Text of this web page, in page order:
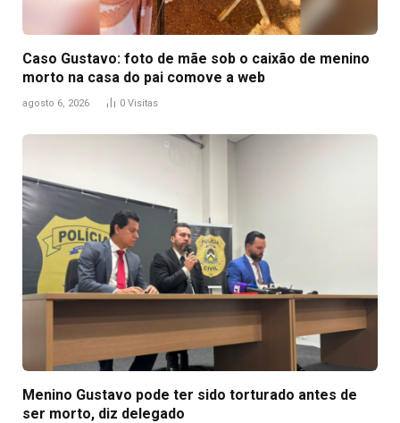
Caso Gustavo: foto de mãe sob o caixão de menino
morto na casa do pai comove a web
agosto 6, 2026 0 Visitas
Menino Gustavo pode ter sido torturado antes de
ser morto, diz delegado